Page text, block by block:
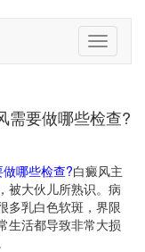
切
换
需要做哪些检查?
哪些检查?白癜风主
被大伙儿所熟识。病
多乳白色软斑，界限
生活都导致非常大损